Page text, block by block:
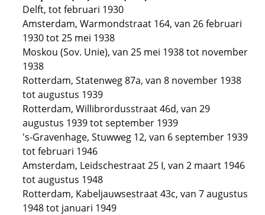
Delft, tot februari 1930
Amsterdam, Warmondstraat 164, van 26 februari
1930 tot 25 mei 1938
Moskou (Sov. Unie), van 25 mei 1938 tot november
1938
Rotterdam, Statenweg 87a, van 8 november 1938
tot augustus 1939
Rotterdam, Willibrordusstraat 46d, van 29
augustus 1939 tot september 1939
's-Gravenhage, Stuwweg 12, van 6 september 1939
tot februari 1946
Amsterdam, Leidschestraat 25 I, van 2 maart 1946
tot augustus 1948
Rotterdam, Kabeljauwsestraat 43c, van 7 augustus
1948 tot januari 1949